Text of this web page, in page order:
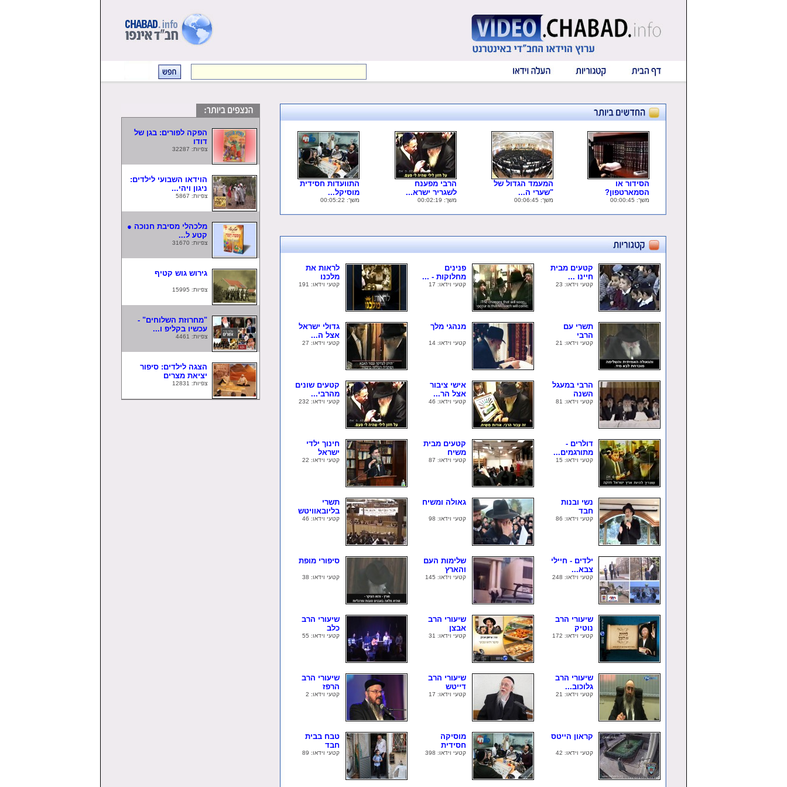
הסידור או
הסמארטפון?
משך: 00:00:45
המעמד הגדול של
"שערי ה...
משך: 00:06:45
הרבי מפענח
לשגריר ישרא...
משך: 00:02:19
התוועדות חסידית
מוסיקל...
משך: 00:05:22
קטעים מבית
חיינו ...
קטעי וידאו: 23
פנינים
מחלוקות - ...
קטעי וידאו: 17
לראות את
מלכנו
קטעי וידאו: 191
תשרי עם
הרבי
קטעי וידאו: 21
מנהגי מלך
קטעי וידאו: 14
גדולי ישראל
אצל ה...
קטעי וידאו: 27
הרבי במעגל
השנה
קטעי וידאו: 81
אישי ציבור
אצל הר...
קטעי וידאו: 46
קטעים שונים
מהרבי...
קטעי וידאו: 232
דולרים -
מתורגמים...
קטעי וידאו: 15
קטעים מבית
משיח
קטעי וידאו: 87
חינוך ילדי
ישראל
קטעי וידאו: 22
נשי ובנות
חבד
קטעי וידאו: 86
גאולה ומשיח
קטעי וידאו: 98
תשרי
בליובאוויטש
קטעי וידאו: 46
ילדים - חיילי
צבא...
קטעי וידאו: 248
שלימות העם
והארץ
קטעי וידאו: 145
סיפורי מופת
קטעי וידאו: 38
שיעורי הרב
נוטיק
קטעי וידאו: 172
שיעורי הרב
אבצן
קטעי וידאו: 31
שיעורי הרב
כלב
קטעי וידאו: 55
שיעורי הרב
גלוכוב...
קטעי וידאו: 21
שיעורי הרב
דייטש
קטעי וידאו: 17
שיעורי הרב
הרפז
קטעי וידאו: 2
קראון הייטס
קטעי וידאו: 42
מוסיקה
חסידית
קטעי וידאו: 398
טבח בבית
חבד
קטעי וידאו: 89
הפקה לפורים: בגן של
דודו
צפיות: 32287
הוידאו השבועי לילדים:
ניגון ויהי...
צפיות: 5867
מלכהלי מסיבת חנוכה ●
קטע ל...
צפיות: 31670
גירוש גוש קטיף
צפיות: 15995
"מחרוזת השלוחים" -
עכשיו בקליפ ו...
צפיות: 4461
הצגה לילדים: סיפור
יציאת מצרים
צפיות: 12831